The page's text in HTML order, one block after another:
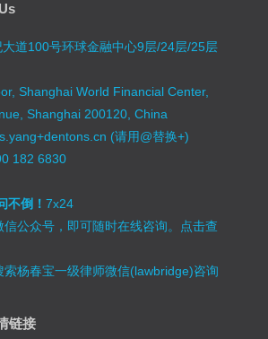
道100号环球金融中心9层/24层/25层
Shanghai World Financial Center,
Shanghai 200120, China
(请用@替换+)
182 6830
不倒！7x24
公众号，即可随时在线咨询。 点击查
索杨春宝一级律师微信(lawbridge)咨询
链接